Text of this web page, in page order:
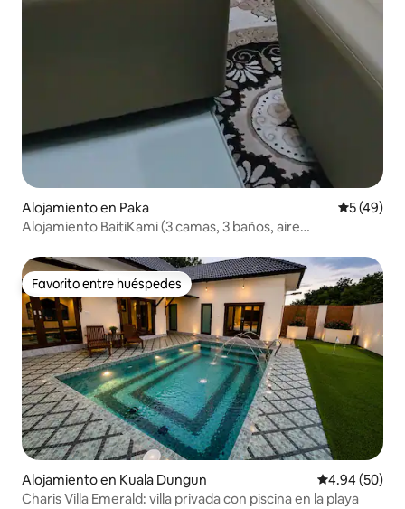
Alojamiento en Paka
5 (49)
Alojamiento BaitiKami (3 camas, 3 baños, aire
Favorito entre huéspedes
Favorito entre huéspedes
Alojamiento en Kuala Dungun Calificación
4.94 (50)
Charis Villa Emerald: villa privada con piscina en la playa